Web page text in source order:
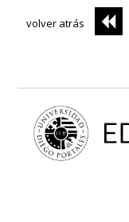
volver atrás